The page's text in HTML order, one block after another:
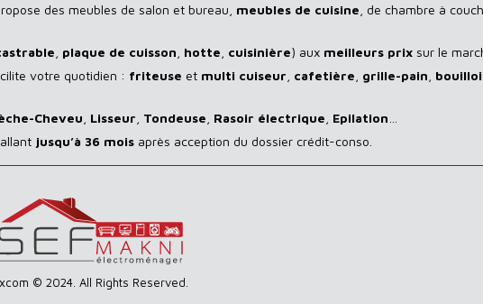
des meubles de salon et bureau, meubles de cuisine , de chambre à
plaque de cuisson hotte cuisinière) aux meilleurs prix sur le
votre quotidien : friteuse et multi cuiseur cafetière grille-pain
Cheveu Lisseur Tondeuse Rasoir électrique Epilation
jusqu’à 36 mois après acception du dossier crédit-conso.
© 2024. All Rights Reserved.